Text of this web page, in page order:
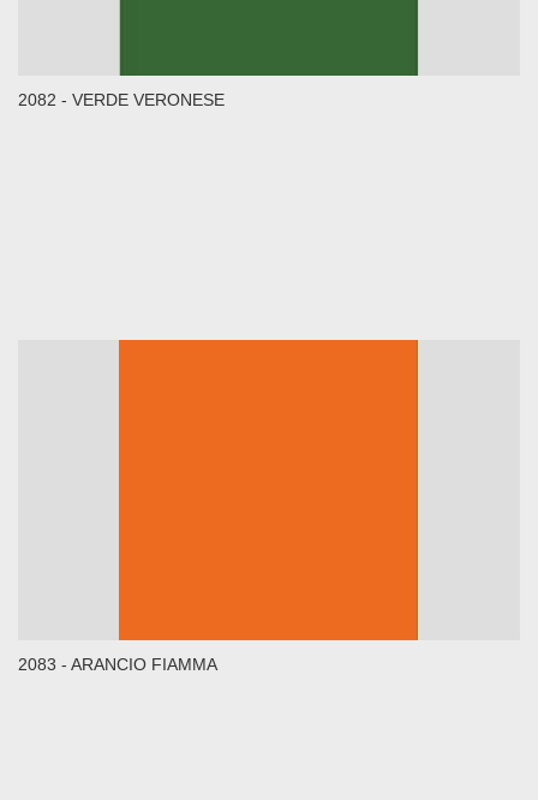
2082 - VERDE VERONESE
2083 - ARANCIO FIAMMA